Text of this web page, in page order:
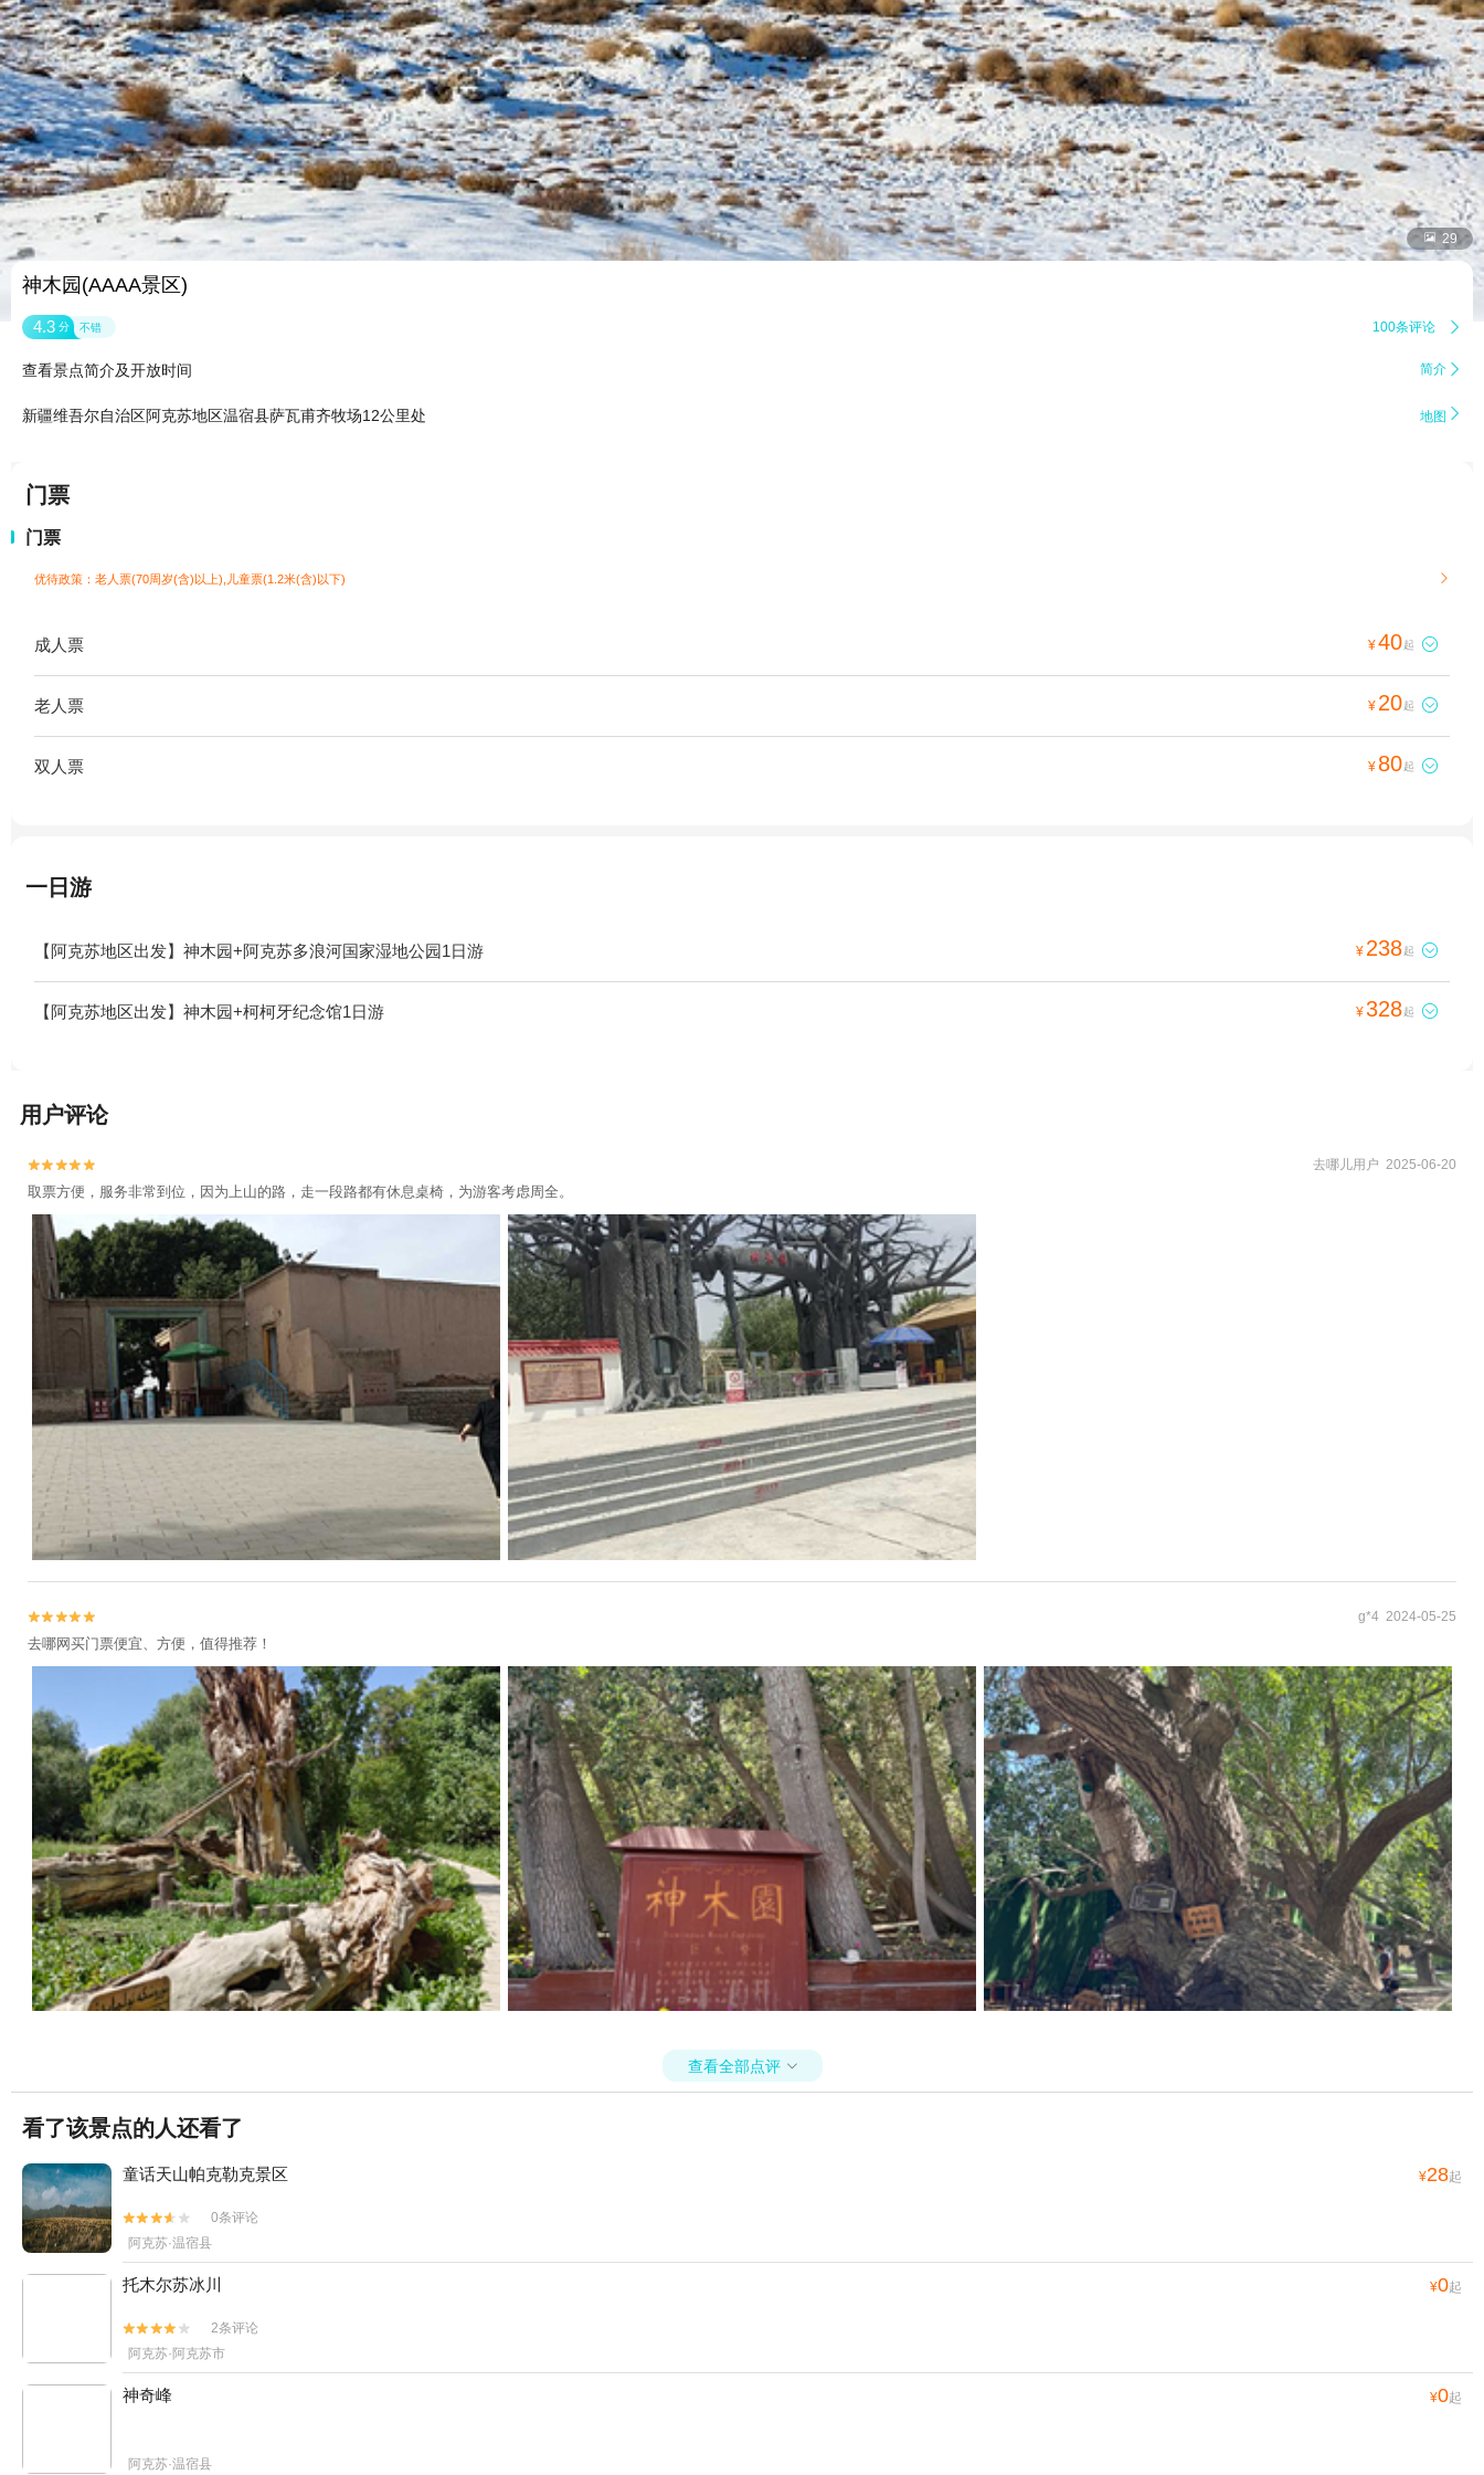
 29
神木园(AAAA景区)
4.3 分 不错 100条评论 
查看景点简介及开放时间 简介 
新疆维吾尔自治区阿克苏地区温宿县萨瓦甫齐牧场12公里处 地图 
门票
门票
优待政策：老人票(70周岁(含)以上),儿童票(1.2米(含)以下) 
成人票 ¥40起 
老人票 ¥ 20起 
双人票 ¥ 80起 
一日游
【阿克苏地区出发】神木园+阿克苏多浪河国家湿地公园1日游 ¥ 238起 
【阿克苏地区出发】神木园+柯柯牙纪念馆1日游 ¥328起 
用户评论

 去哪儿用户 2025-06-20
取票方便，服务非常到位，因为上山的路，走一段路都有休息桌椅，为游客考虑周全。

 g*4 2024-05-25
去哪网买门票便宜、方便，值得推荐！
查看全部点评 
看了该景点的人还看了
童话天山帕克勒克景区 ¥28起


0条评论
阿克苏·温宿县
托木尔苏冰川 ¥0起


2条评论
阿克苏·阿克苏市
神奇峰 ¥0起
阿克苏·温宿县